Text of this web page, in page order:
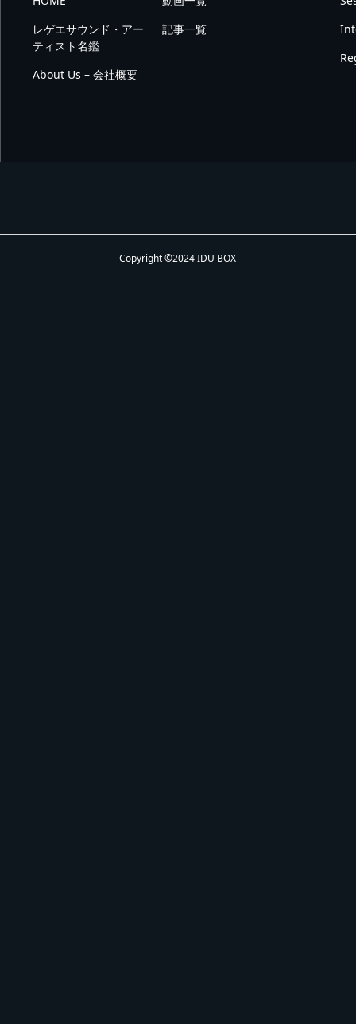
レゲエサウンド・アー
ティスト名鑑
記事一覧
About Us – 会社概要
Copyright ©2024 IDU BOX